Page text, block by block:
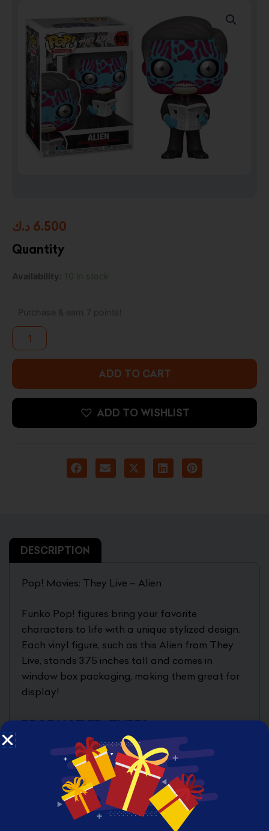
6.500 د.ك
Quantity
Availability: 10 in stock
Purchase & earn 7 points!
Pop!
Live
Alien
quantity
ADD TO CART
ADD TO WISHLIST
DESCRIPTION
Pop! Movies: They Live – Alien
Funko Pop! figures bring your favorite
characters to life with a unique stylized design.
Each vinyl figure, such as this Alien from They
Live, stands 3.75 inches tall and comes in
window box packaging, making them great for
display!
PRODUCT FEATURES
3.75 inches (9.53cm)
Made of vinyl
Urban stylized design
Window box packaging